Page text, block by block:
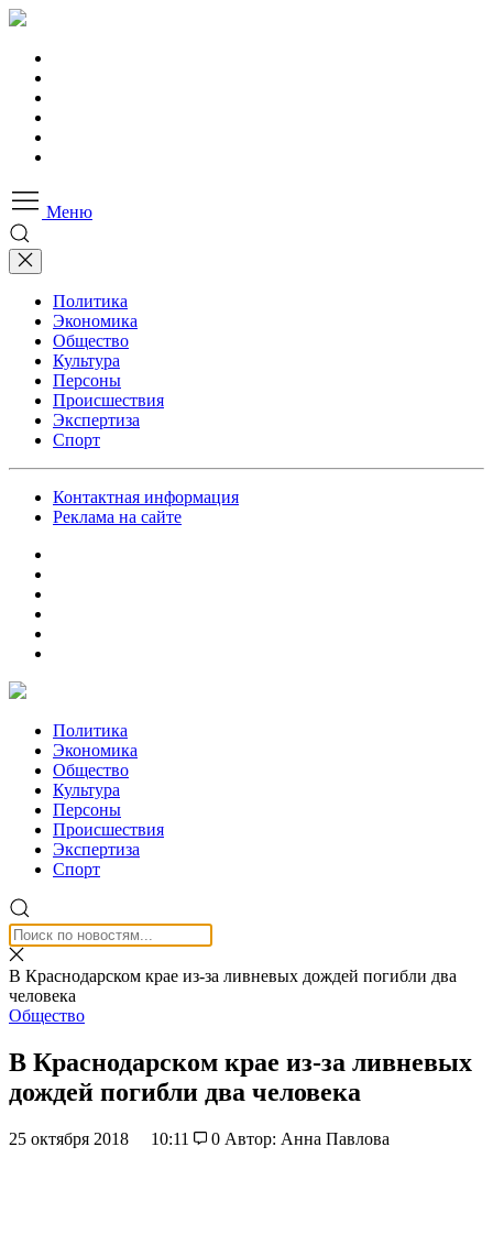
Меню
Политика
Экономика
Общество
Культура
Персоны
Происшествия
Экспертиза
Спорт
Контактная информация
Реклама на сайте
Политика
Экономика
Общество
Культура
Персоны
Происшествия
Экспертиза
Спорт
В Краснодарском крае из-за ливневых дождей погибли два
человека
Общество
В Краснодарском крае из-за ливневых
дождей погибли два человека
25 октября 2018 10:11 0 Автор: Анна Павлова